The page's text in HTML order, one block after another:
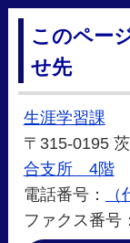
このペー
せ先
生涯学習課
〒315-0195
合支所 4階
電話番号：
ファクス番号